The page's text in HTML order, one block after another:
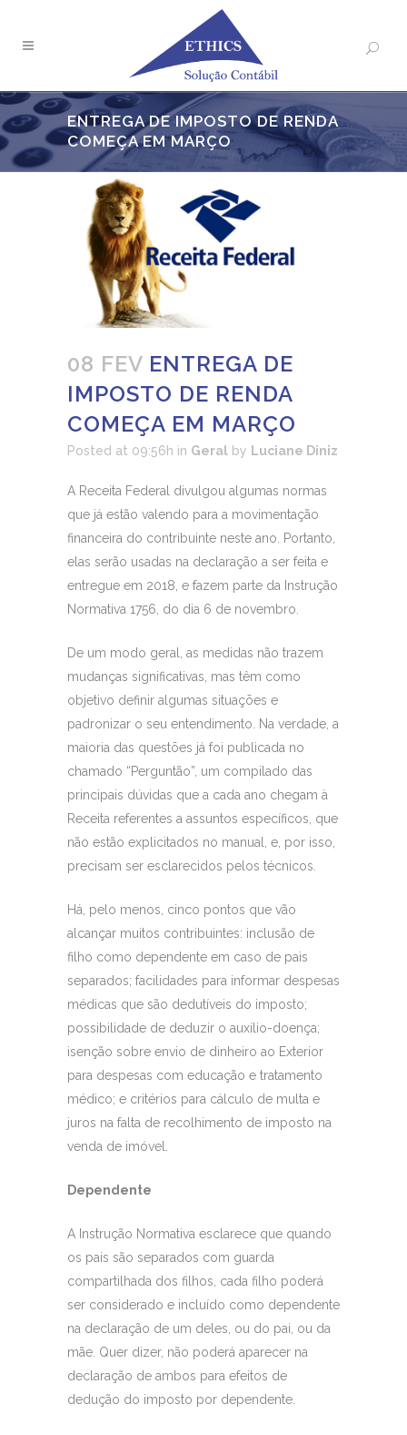
ENTREGA DE IMPOSTO DE RENDA
COMEÇA EM MARÇO
08 FEV ENTREGA DE
IMPOSTO DE RENDA
COMEÇA EM MARÇO
Posted at 09:56h in Geral by Luciane Diniz
A Receita Federal divulgou algumas normas
que já estão valendo para a movimentação
financeira do contribuinte neste ano. Portanto,
elas serão usadas na declaração a ser feita e
entregue em 2018, e fazem parte da Instrução
Normativa 1756, do dia 6 de novembro.
De um modo geral, as medidas não trazem
mudanças significativas, mas têm como
objetivo definir algumas situações e
padronizar o seu entendimento. Na verdade, a
maioria das questões já foi publicada no
chamado “Perguntão”, um compilado das
principais dúvidas que a cada ano chegam à
Receita referentes a assuntos específicos, que
não estão explicitados no manual, e, por isso,
precisam ser esclarecidos pelos técnicos.
Há, pelo menos, cinco pontos que vão
alcançar muitos contribuintes: inclusão de
filho como dependente em caso de pais
separados; facilidades para informar despesas
médicas que são dedutíveis do imposto;
possibilidade de deduzir o auxílio-doença;
isenção sobre envio de dinheiro ao Exterior
para despesas com educação e tratamento
médico; e critérios para cálculo de multa e
juros na falta de recolhimento de imposto na
venda de imóvel.
Dependente
A Instrução Normativa esclarece que quando
os pais são separados com guarda
compartilhada dos filhos, cada filho poderá
ser considerado e incluído como dependente
na declaração de um deles, ou do pai, ou da
mãe. Quer dizer, não poderá aparecer na
declaração de ambos para efeitos de
dedução do imposto por dependente.